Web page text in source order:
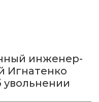
инженер-
Игнатенко
увольнении